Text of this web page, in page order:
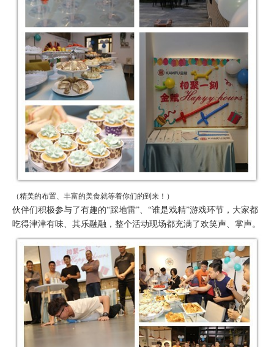
（精美的布置、丰富的美食就等着你们的到来！）
伙伴们积极参与了有趣的“踩地雷”、“谁是戏精”游戏环节，大家都
吃得津津有味、其乐融融，整个活动现场都充满了欢笑声、掌声。